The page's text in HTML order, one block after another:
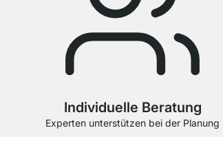
Individuelle Beratung
Experten unterstützen bei der Planung